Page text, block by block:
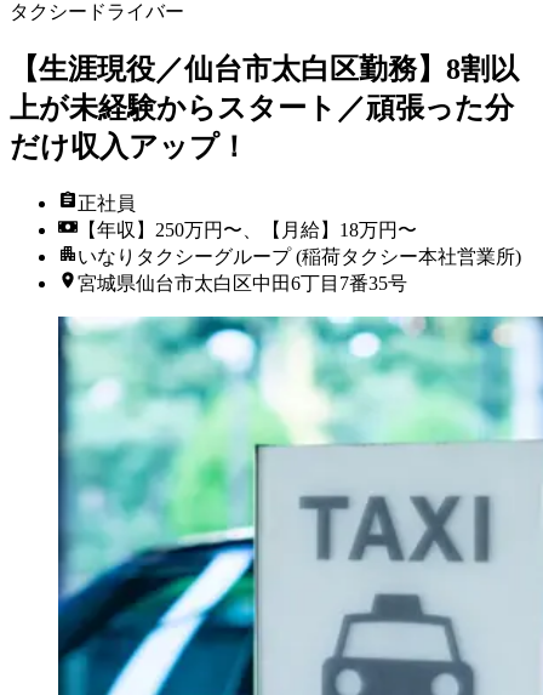
タクシードライバー
【生涯現役／仙台市太白区勤務】8割以
上が未経験からスタート／頑張った分
だけ収入アップ！
正社員
【年収】250万円〜、【月給】18万円〜
いなりタクシーグループ (稲荷タクシー本社営業所)
宮城県仙台市太白区中田6丁目7番35号